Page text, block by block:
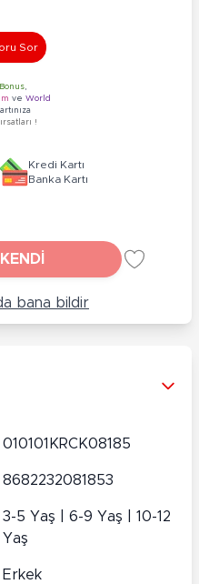
Sor
Bonus
ve World
!
Kredi Kartı
Banka Kartı
bana bildir
010101KRCK08185
8682232081853
3-5 Yaş | 6-9 Yaş | 10-12
Yaş
Erkek